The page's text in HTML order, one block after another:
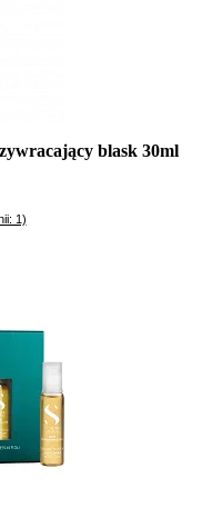
blask 30ml
24h)
1)